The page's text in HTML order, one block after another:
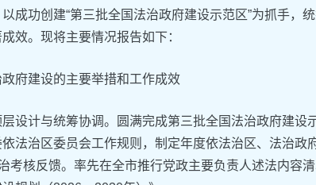
成功创建“第三批全国法治政府建设示范区”为抓手，
效。现将主要情况报告如下：‌
府建设的主要举措和工作成效‌
层设计与统筹协调。圆满完成第三批全国法治政府建
法治区委员会工作规则，制定年度依法治区、法治政
考核反馈。率先在全市推行党政主要负责人述法内容